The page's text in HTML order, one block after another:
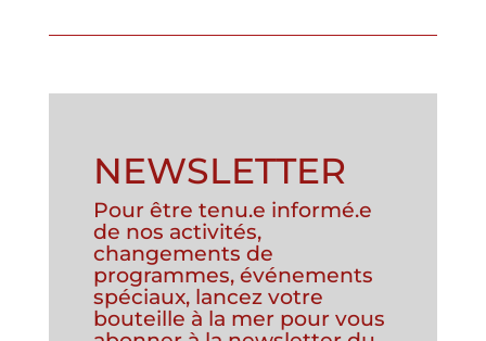
NEWSLETTER
Pour être tenu.e informé.e
de nos activités,
changements de
programmes, événements
spéciaux, lancez votre
bouteille à la mer pour vous